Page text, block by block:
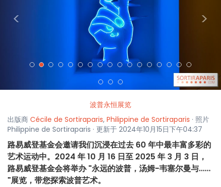
< >
波普永恒展览
出版商 Cécile de Sortiraparis, Philippine de Sortiraparis · 照片
Philippine de Sortiraparis · 更新于 2024年10月15日下午04:37
路易威登基金会邀请我们沉浸在过去 60 年中最丰富多彩的
艺术运动中。2024 年 10 月 16 日至 2025 年 3 月 3 日，
路易威登基金会将举办 "永远的波普，汤姆-韦塞尔曼与......
"展览，带您探索波普艺术。